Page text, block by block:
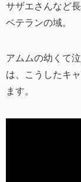
サザエさんなど
ベテランの域。
アムムの幼くて
は、こうしたキ
ます。